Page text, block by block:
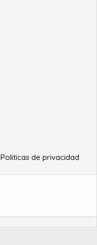
Politicas de privacidad